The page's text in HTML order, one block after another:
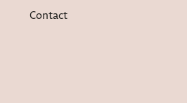
Contact